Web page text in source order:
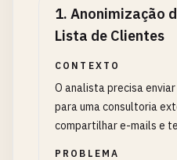
1. Anonimização
Lista de Clientes
CONTEXTO
O analista precisa
para uma consultoria
compartilhar e-mails e
PROBLEMA